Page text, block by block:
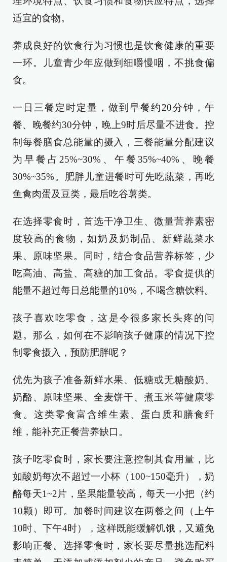
适宜的食物。
养成良好的饮食行为习惯也是饮食健康的重要
一环。儿童青少年应做到细嚼慢咽，不挑食偏
食。
一日三餐定时定量，做到早餐约20分钟，午
餐、晚餐约30分钟，晚上9时后尽量不进食。控
制每餐膳食总能量的摄入，三餐能量分配建议
为早餐占25%~30%、午餐35%~40%、晚餐
30%~35%。肥胖儿童进餐时可先吃蔬菜，再吃
鱼禽肉蛋及豆类，最后吃谷薯类。
在选择零食时，首选干净卫生、微量营养素密
度较高的食物，如奶及奶制品、新鲜蔬菜水
果、原味坚果。同时，结合食品营养标签，少
吃高油、高盐、高糖的加工食品。零食提供的
能量不超过每日总能量的10%，不喝含糖饮料。
孩子喜欢吃零食，这是令很多家长头疼的问
题。那么，如何在不影响孩子健康的情况下控
制零食摄入，预防肥胖呢？
优先为孩子准备新鲜水果、低糖或无糖酸奶、
奶酪、原味坚果、全麦饼干、煮玉米等健康零
食。这类零食富含维生素、蛋白质和膳食纤
维，能补充正餐营养缺口。
孩子吃零食时，家长要注意控制其食用量，比
如酸奶每次不超过一小杯（100~150毫升），奶
酪每天1~2片，坚果能量较高，每天一小把（约
10颗）即可。加餐时间建议在两餐之间（上午
10时、下午4时），这样既能缓解饥饿，又避免
影响正餐。选择零食时，家长要尽量挑选配料